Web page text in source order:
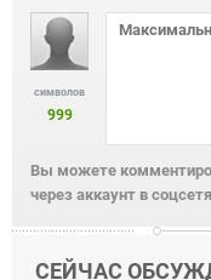
символов
999
Вы можете
через аккаунт в
СЕЙЧАС